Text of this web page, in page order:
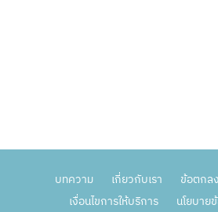
บทความ เกี่ยวกับเรา
ข้อตกล
เงื่อนไขการให้บริการ
นโยบา